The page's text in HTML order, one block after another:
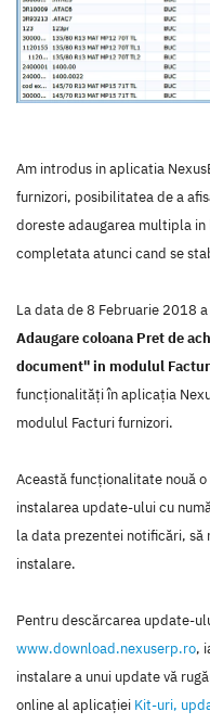
Am introdus in aplicatia
furnizori, posibilitatea de a
doreste adaugarea multipla
completata atunci cand se
La data de 8 Februarie 2018
Adaugare coloana Pret de
document" in modulul
funcţionalităţi în aplicaţia
modulul Facturi furnizori.
Această funcţionalitate nouă
instalarea update-ului cu
la data prezentei notificări, să
instalare.
Pentru descărcarea update-
www.download.nexuserp.ro,
instalare a unui update vă
online al aplicaţiei Kit-uri,